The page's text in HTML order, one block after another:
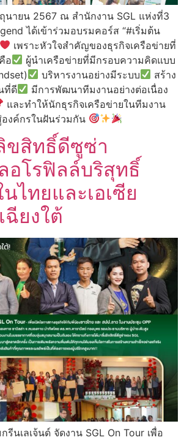
นายน 2567 ณ สำนักงาน SGL แห่งที่3
ได้เข้าร่วมอบรมคอร์ส “#เริ่มต้น
เพราะหัวใจสำคัญของธุรกิจเครือข่ายที่
อ
ผู้นำเครือข่ายที่มีกรอบความคิดแบบ
บริหารงานอย่างมีระบบ
สร้าง
ที่ดี
มีการพัฒนาทีมงานอย่างต่อเนื่อง
และทำให้นักธุรกิจเครือข่ายในทีมงาน
งค์กรในฝันร่วมกัน
ขสิทธิ์ดีซูซ่า
อโรฟิลล์บริสุทธิ์
ไทยและเอเซีย
ฉียงใต้
รีนเลเจ้นด์ จัดงาน SGL On Tour เพื่อ